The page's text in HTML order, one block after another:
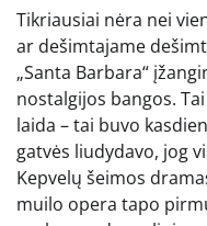
Tikriausiai nėra nei
ar dešimtajame
„Santa Barbara“
nostalgijos bangos.
laida – tai buvo
gatvės liudydavo, jog
Kepvelų šeimos
muilo opera tapo